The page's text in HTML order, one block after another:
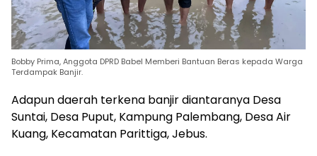
Bobby Prima, Anggota DPRD Babel Memberi Bantuan Beras kepada Warga
Terdampak Banjir.
Adapun daerah terkena banjir diantaranya Desa
Suntai, Desa Puput, Kampung Palembang, Desa Air
Kuang, Kecamatan Parittiga, Jebus.